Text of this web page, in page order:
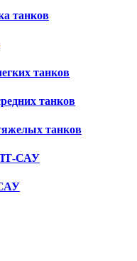
танков
танков
танков
танков
ПТ-САУ